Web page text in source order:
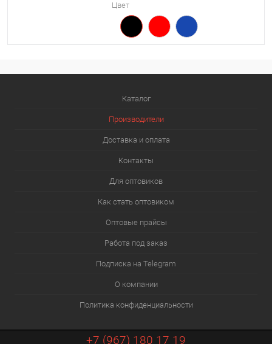
Цвет
Каталог
Производители
Доставка и оплата
Контакты
Для оптовиков
Как стать оптовиком
Оптовые прайсы
Работа под заказ
Подписка на Telegram
О компании
Политика конфиденциальности
+7 (967) 180 17 19